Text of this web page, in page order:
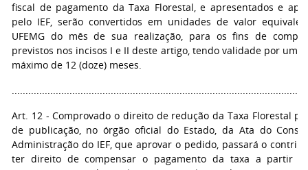
fiscal de pagamento da Taxa Florestal, e apresentados e
pelo IEF, serão convertidos em unidades de valor
UFEMG do mês de sua realização, para os fins de
previstos nos incisos I e II deste artigo, tendo validade por um
máximo de 12 (doze) meses.
Art. 12 - Comprovado o direito de redução da Taxa Florestal
de publicação, no órgão oficial do Estado, da Ata do
Administração do IEF, que aprovar o pedido, passará o
ter direito de compensar o pagamento da taxa a partir